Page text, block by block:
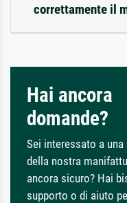
correttamente il
Hai ancora
domande?
Sei interessato a
della nostra
ancora sicuro? Hai
supporto o di aiuto